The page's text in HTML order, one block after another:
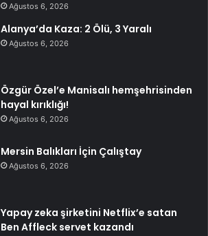
Ağustos 6, 2026
Alanya’da Kaza: 2 Ölü, 3 Yaralı
Ağustos 6, 2026
Özgür Özel’e Manisalı hemşehrisinden
hayal kırıklığı!
Ağustos 6, 2026
Mersin Balıkları İçin Çalıştay
Ağustos 6, 2026
Yapay zeka şirketini Netflix’e satan
Ben Affleck servet kazandı